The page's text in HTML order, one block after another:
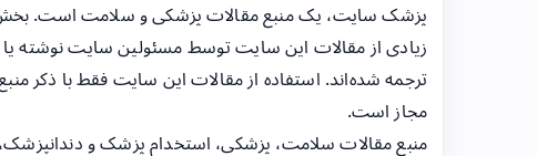
پزشک سایت، یک منبع مقالات پزشکی و سلامت است.
زیادی از مقالات این سایت توسط مسئولین سایت نوشته یا
ترجمه شده‌اند. استفاده از مقالات این سایت فقط با ذکر منبع
مجاز است.
منبع مقالات سلامت، پزشکی، استخدام پزشک و دندانپزشک،